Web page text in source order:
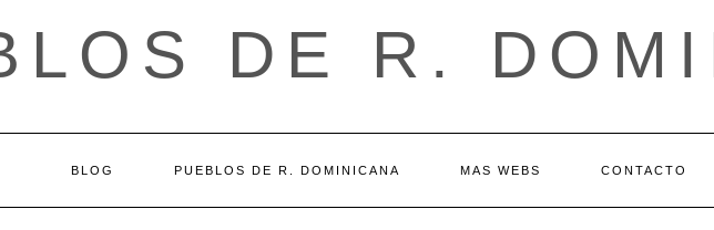
DE R.
BLOG PUEBLOS DE R. DOMINICANA MAS WEBS CONTACTO